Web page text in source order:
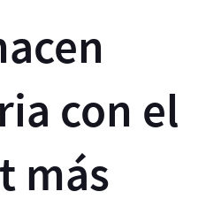
con el
más